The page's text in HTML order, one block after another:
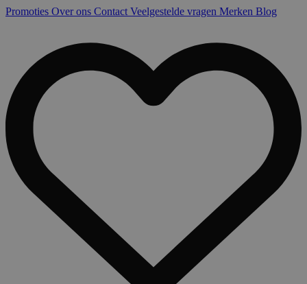
Promoties Over ons Contact Veelgestelde vragen Merken Blog